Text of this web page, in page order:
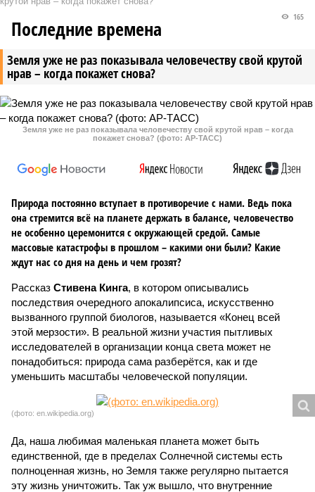
Земля уже не раз показывала человечеству свой крутой
нрав – когда покажет снова?
165
Последние времена
Земля уже не раз показывала человечеству свой крутой нрав – когда
покажет снова? (фото: АР-ТАСС)
Природа постоянно вступает в противоречие с нами. Ведь пока
она стремится всё на планете держать в балансе, человечество
не особенно церемонится с окружающей средой. Самые
массовые катастрофы в прошлом – какими они были? Какие
ждут нас со дня на день и чем грозят?
Рассказ Стивена Кинга, в котором описывались
последствия очередного апокалипсиса, искусственно
вызванного группой биологов, называется «Конец всей
этой мерзости». В реальной жизни участия пытливых
исследователей в организации конца света может не
понадобиться: природа сама разберётся, как и где
уменьшить масштабы человеческой популяции.
(фото: en.wikipedia.org)
Да, наша любимая маленькая планета может быть
единственной, где в пределах Солнечной системы есть
полноценная жизнь, но Земля также регулярно пытается
эту жизнь уничтожить. Так уж вышло, что внутренние